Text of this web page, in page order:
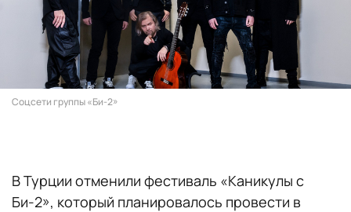
Соцсети группы «Би-2»
В Турции отменили фестиваль «Каникулы с
Би-2», который планировалось провести в